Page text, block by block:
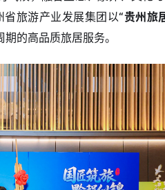
省旅游产业发展集团以“贵州旅
的高品质旅居服务。